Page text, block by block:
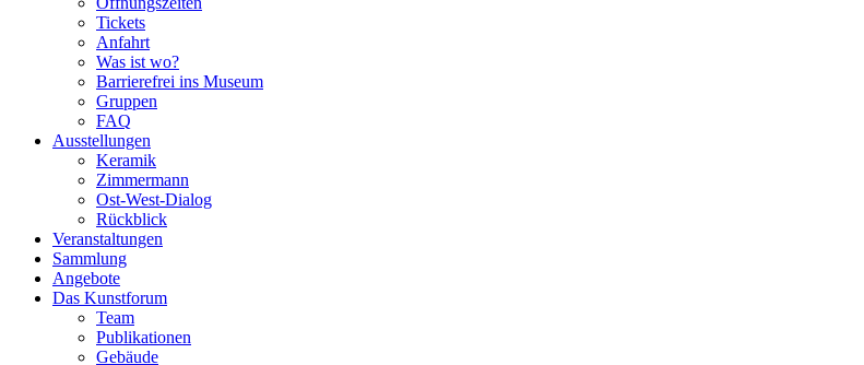
Tickets
Anfahrt
Was ist wo?
Barrierefrei ins Museum
Gruppen
FAQ
Ausstellungen
Keramik
Zimmermann
Ost-West-Dialog
Rückblick
Veranstaltungen
Sammlung
Angebote
Das Kunstforum
Team
Publikationen
Gebäude